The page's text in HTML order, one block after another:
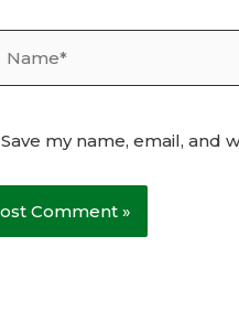
Save my name, email, and